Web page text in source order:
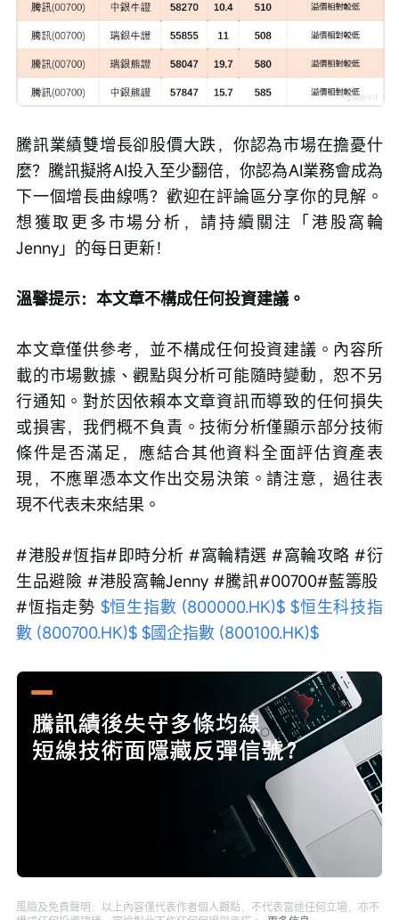
騰訊業績雙增長卻股價大跌，你認為市場在擔憂什
麼？騰訊擬將AI投入至少翻倍，你認為AI業務會成為
下一個增長曲線嗎？歡迎在評論區分享你的見解。
想獲取更多市場分析，請持續關注「港股窩輪
Jenny」的每日更新！
溫馨提示：本文章不構成任何投資建議。
本文章僅供參考，並不構成任何投資建議。內容所
載的市場數據、觀點與分析可能隨時變動，恕不另
行通知。對於因依賴本文章資訊而導致的任何損失
或損害，我們概不負責。技術分析僅顯示部分技術
條件是否滿足，應結合其他資料全面評估資產表
現，不應單憑本文作出交易決策。請注意，過往表
現不代表未來結果。
#港股#恆指#即時分析 #窩輪精選 #窩輪攻略 #衍
生品避險 #港股窩輪Jenny #騰訊#00700#藍籌股
#恆指走勢 $恒生指數 (800000.HK)$ $恒生科技指
數 (800700.HK)$ $國企指數 (800100.HK)$
音 放
度
風險及免責聲明：以上內容僅代表作者個人觀點，不代表富途任何立場，亦不